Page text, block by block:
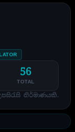
56
TOTAL
නිර්මාණයකි.